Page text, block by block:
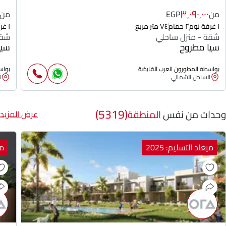
من٣٬٠٩٠٬٠٠٠EGP
١ غرفة نوم ٢ حمام ٧٤ متر مربع
شقة - منزل ساحلي
سيا مطروح
بواسطة المطورون العرب القابضة
الساحل الشمالي
من
١ غرفة نوم
وحدات من نفسالمنطقة(5319) عرض المزيد
ميعاد التسليم: 2025